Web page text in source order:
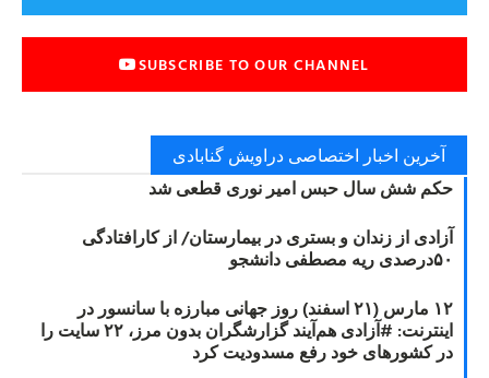
SUBSCRIBE TO OUR CHANNEL
آخرین اخبار اختصاصی دراویش گنابادی
حکم شش سال حبس امیر نوری قطعی شد
آزادی از زندان و بستری در بیمارستان/ از کارافتادگی
۵۰درصدی ریه مصطفی دانشجو
۱۲ مارس (۲۱ اسفند) روز جهانی مبارزه با سانسور در
اینترنت: #آزادی هم‌آیند گزارشگران‌ بدون مرز، ۲۲ سایت را
در کشورهای خود رفع مسدودیت کرد